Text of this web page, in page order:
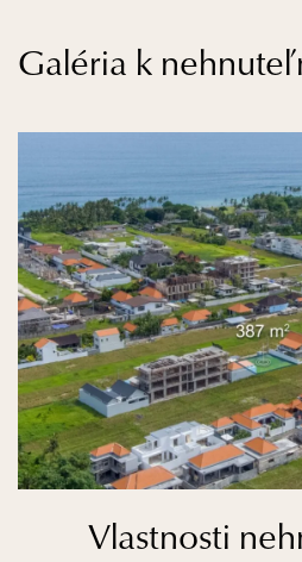
Galéria k
Vlastnosti